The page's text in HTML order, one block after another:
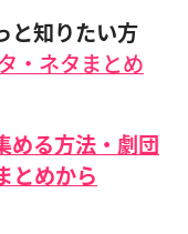
と知りたい方
・ネタまとめ
める方法・劇団
とめから